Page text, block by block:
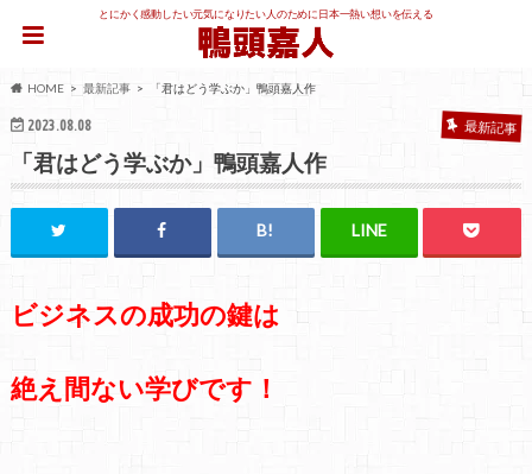
とにかく感動したい元気になりたい人のために日本一熱い想いを伝える
HOME 最新記事 「君はどう学ぶか」鴨頭嘉人作
2023.08.08 最新記事
「君はどう学ぶか」鴨頭嘉人作
ビジネスの成功の鍵は
絶え間ない学びです！